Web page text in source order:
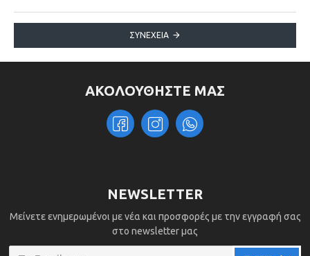
ΣΥΝΈΧΕΙΑ
ΑΚΟΛΟΥΘΗΣΤΕ ΜΑΣ
NEWSLETTER
Μείνετε ενημερωμένοι με νέα και προσφορές με την εγγραφή σας
στο newsletter μας